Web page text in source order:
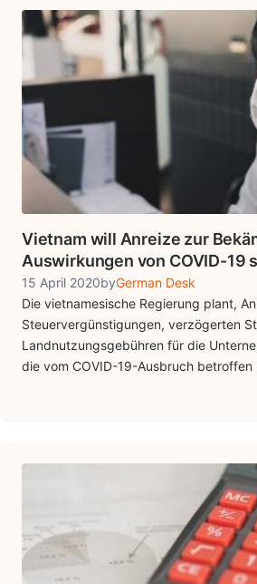
Vietnam will Anreize zur
Auswirkungen von COVID-19
15 April 2020byGerman Desk
Die vietnamesische Regierung plant,
Steuervergünstigungen, verzögerten
Landnutzungsgebühren für die
die vom COVID-19-Ausbruch betroffen